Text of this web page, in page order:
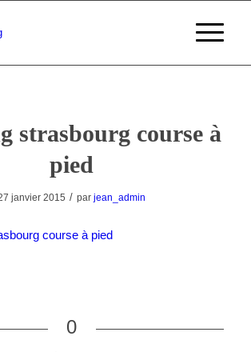
strasbourg course à
pied
janvier 2015 / parjean_admin
0